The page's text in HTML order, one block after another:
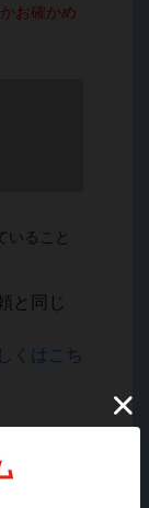
お確かめ
いること
と同じ
くはこち